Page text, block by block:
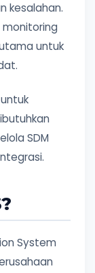
kesalahan.
monitoring
untuk
SDM
System